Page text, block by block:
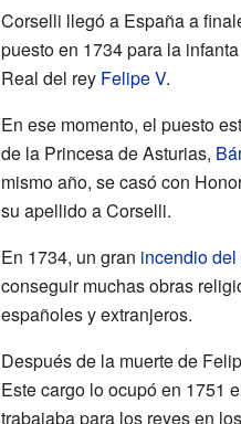
Corselli llegó a España a
puesto en 1734 para la
Real del rey Felipe V.
En ese momento, el puesto
de la Princesa de Asturias,
mismo año, se casó con
su apellido a Corselli.
En 1734, un gran incendio
conseguir muchas obras
españoles y extranjeros.
Después de la muerte de
Este cargo lo ocupó en 1751
trabajaba para los reyes en